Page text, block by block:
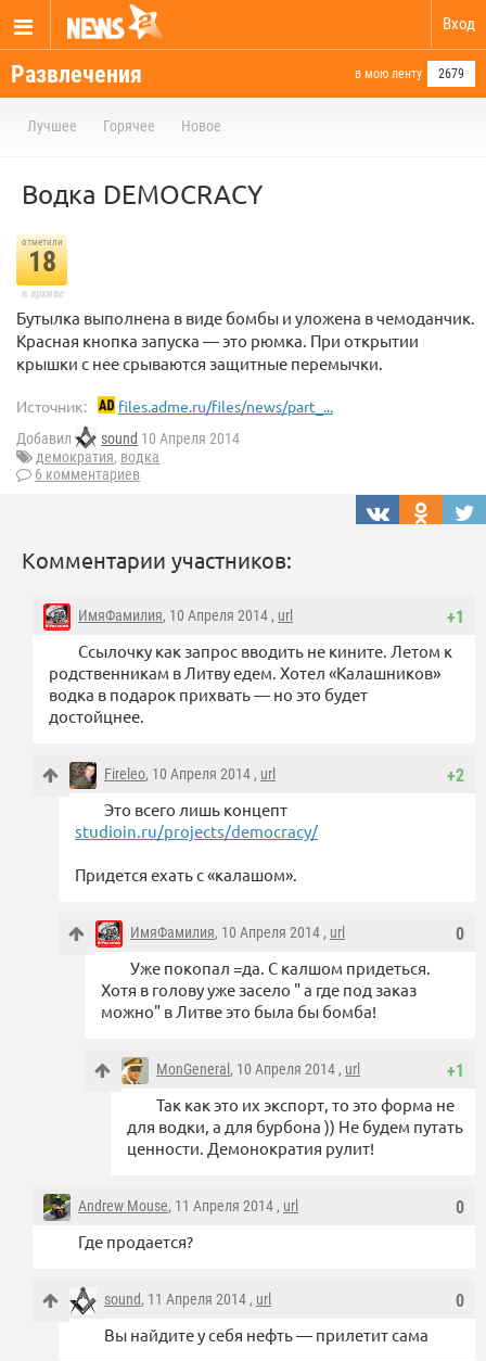
Вход
Развлечения в мою ленту 2679
Лучшее Горячее Новое
Водка DEMOCRACY
отметили
18
в архиве
Бутылка выполнена в виде бомбы и уложена в чемоданчик.
Красная кнопка запуска — это рюмка. При открытии
крышки с нее срываются защитные перемычки.
Источник: files.adme.ru/files/news/part_...
Добавил sound 10 Апреля 2014
демократия, водка
6 комментариев
Комментарии участников:
+1
ИмяФамилия, 10 Апреля 2014 , url
Ссылочку как запрос вводить не кините. Летом к
родственникам в Литву едем. Хотел «Калашников»
водка в подарок прихвать — но это будет
достойцнее.
+2
Fireleo, 10 Апреля 2014 , url
Это всего лишь концепт
studioin.ru/projects/democracy/
Придется ехать с «калашом».
0
ИмяФамилия, 10 Апреля 2014 , url
Уже покопал =да. С калшом придеться.
Хотя в голову уже засело " а где под заказ
можно" в Литве это была бы бомба!
+1
MonGeneral , 10 Апреля 2014 , url
Так как это их экспорт, то это форма не
для водки, а для бурбона )) Не будем путать
ценности. Демонократия рулит!
0
Andrew Mouse, 11 Апреля 2014 , url
Где продается?
0
sound, 11 Апреля 2014 , url
Вы найдите у себя нефть — прилетит сама